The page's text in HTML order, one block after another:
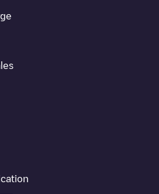
19B04154
ne convient pas à votre voiture, il
dans